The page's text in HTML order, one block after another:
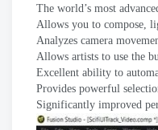
The world’s most
Allows you to compose,
Analyzes camera
Allows artists to use the
Excellent ability to
Provides powerful
Significantly improved